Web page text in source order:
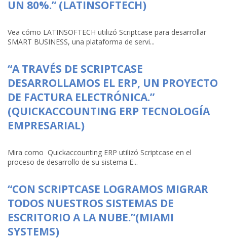
UN 80%.” (LATINSOFTECH)
Vea cómo LATINSOFTECH utilizó Scriptcase para desarrollar
SMART BUSINESS, una plataforma de servi...
“A TRAVÉS DE SCRIPTCASE
DESARROLLAMOS EL ERP, UN PROYECTO
DE FACTURA ELECTRÓNICA.”
(QUICKACCOUNTING ERP TECNOLOGÍA
EMPRESARIAL)
Mira como Quickaccounting ERP utilizó Scriptcase en el
proceso de desarrollo de su sistema E...
“CON SCRIPTCASE LOGRAMOS MIGRAR
TODOS NUESTROS SISTEMAS DE
ESCRITORIO A LA NUBE.”(MIAMI
SYSTEMS)